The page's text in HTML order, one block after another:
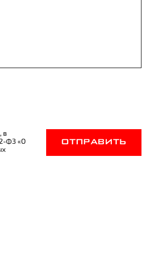
в
ФЗ «О
ОТПРАВИТЬ